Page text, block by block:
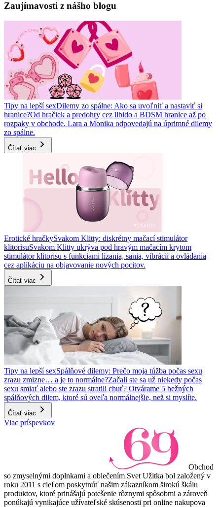
Zaujímavosti z nášho blogu
Tipy na lepší sexDilemy zo spálne: Ako sa uvoľniť a nastaviť si
hranice?Od hračiek a predohry cez libido a BDSM hranice až po
rozpaky v obchode. Lara a Monika odpovedajú na úprimné dilemy
zo spálne.
Čítať viac
Erotické hračkySvakom Klitty: diskrétny mačací stimulátor
klitorisuSvakom Klitty ukrýva pod hravým mačacím krytom
stimulátor klitorisu s funkciami lízania, sania, vibrácií a ovládania
cez aplikáciu na objavovanie nových pocitov.
Čítať viac
Tipy na lepší sexSpálňové dilemy: Prečo moja túžba počas sexu
zrazu zmizne… a je to normálne?Začali ste sa už niekedy počas
sexu smiať alebo ste zrazu stratili chuť? Otvárame 5 bežných
spálňových dilem, ktoré sú oveľa normálnejšie, než si myslíte.
Čítať viac
Viac príspevkov
Obchod
so zmyselnými doplnkami a oblečením Svet Užitka bol založený v
roku 2011 s cieľom poskytnúť našim zákazníkom širokú škálu
produktov, ktoré prinášajú potešenie rôznymi spôsobmi a zároveň
ponúkajú vynikajúce užívateľské skúsenosti pri online nakupova